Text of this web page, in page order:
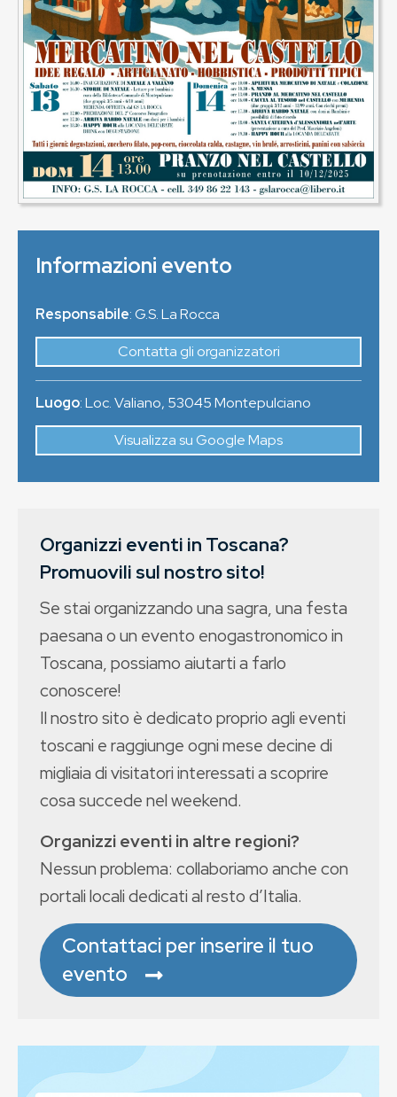
Informazioni evento
Responsabile: G.S. La Rocca
Contatta gli organizzatori
Luogo:Loc. Valiano, 53045Montepulciano
Visualizza su Google Maps
Organizzi eventi in Toscana?
Promuovili sul nostro sito!
Se stai organizzando una sagra, una festa
paesana o un evento enogastronomico in
Toscana, possiamo aiutarti a farlo
conoscere!
Il nostro sito è dedicato proprio agli eventi
toscani e raggiunge ogni mese decine di
migliaia di visitatori interessati a scoprire
cosa succede nel weekend.
Organizzi eventi in altre regioni?
Nessun problema: collaboriamo anche con
portali locali dedicati al resto d’Italia.
Contattaci per inserire il tuo
evento